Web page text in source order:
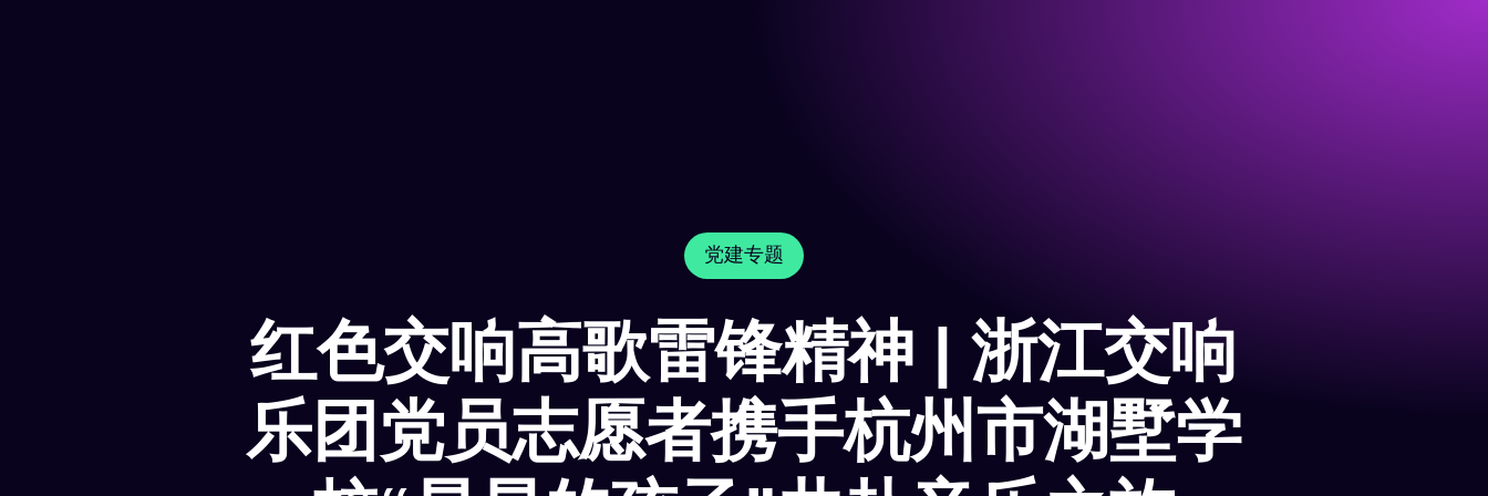
党建专题
红色交响高歌雷锋精神 | 浙江交响
乐团党员志愿者携手杭州市湖墅学